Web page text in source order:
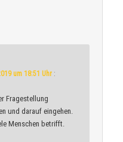
um 18:51 Uhr :
Fragestellung
und darauf eingehen.
Menschen betrifft.